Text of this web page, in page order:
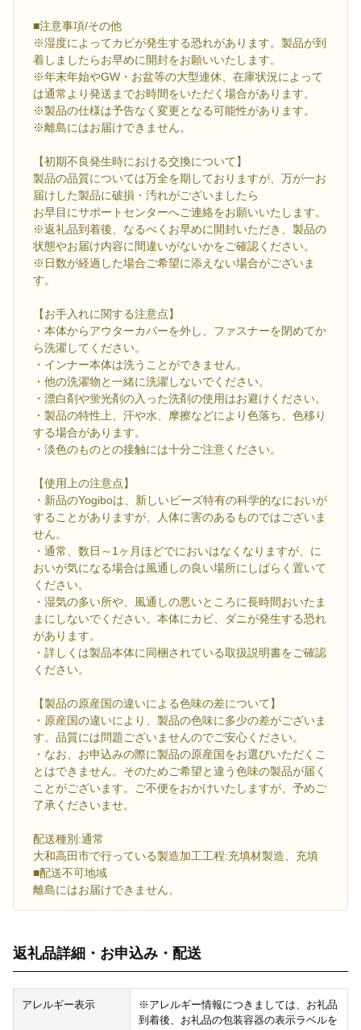
■注意事項/その他
※湿度によってカビが発生する恐れがあります。製品が到
着しましたらお早めに開封をお願いいたします。
※年末年始やGW・お盆等の大型連休、在庫状況によって
は通常より発送までお時間をいただく場合があります。
※製品の仕様は予告なく変更となる可能性があります。
※離島にはお届けできません。
【初期不良発生時における交換について】
製品の品質については万全を期しておりますが、万が一お
届けした製品に破損・汚れがございましたら
お早目にサポートセンターへご連絡をお願いいたします。
※返礼品到着後、なるべくお早めに開封いただき、製品の
状態やお届け内容に間違いがないかをご確認ください。
※日数が経過した場合ご希望に添えない場合がございま
す。
【お手入れに関する注意点】
・本体からアウターカバーを外し、ファスナーを閉めてか
ら洗濯してください。
・インナー本体は洗うことができません。
・他の洗濯物と一緒に洗濯しないでください。
・漂白剤や蛍光剤の入った洗剤の使用はお避けください。
・製品の特性上、汗や水、摩擦などにより色落ち、色移り
する場合があります。
・淡色のものとの接触には十分ご注意ください。
【使用上の注意点】
・新品のYogiboは、新しいビーズ特有の科学的なにおいが
することがありますが、人体に害のあるものではございま
せん。
・通常、数日～1ヶ月ほどでにおいはなくなりますが、に
おいが気になる場合は風通しの良い場所にしばらく置いて
ください。
・湿気の多い所や、風通しの悪いところに長時間おいたま
まにしないでください。本体にカビ、ダニが発生する恐れ
があります。
・詳しくは製品本体に同梱されている取扱説明書をご確認
ください。
【製品の原産国の違いによる色味の差について】
・原産国の違いにより、製品の色味に多少の差がございま
す。品質には問題ございませんのでご安心ください。
・なお、お申込みの際に製品の原産国をお選びいただくこ
とはできません。そのためご希望と違う色味の製品が届く
ことがございます。ご不便をおかけいたしますが、予めご
了承くださいませ。
配送種別:通常
大和高田市で行っている製造加工工程:充填材製造、充填
■配送不可地域
離島にはお届けできません。
返礼品詳細・お申込み・配送
アレルギー表示
※アレルギー情報につきましては、お礼品
到着後、お礼品の包装容器の表示ラベルを